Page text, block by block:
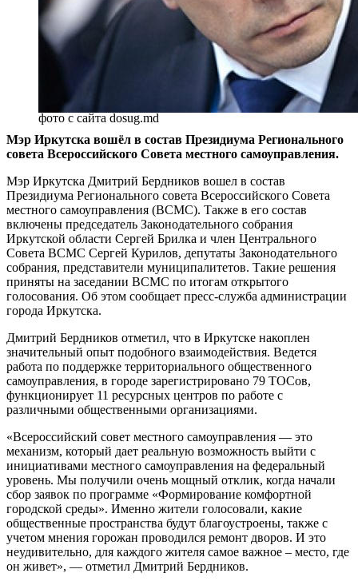
фото с сайта dosug.md
Мэр Иркутска вошёл в состав Президиума Регионального
совета Всероссийского Совета местного самоуправления.
Мэр Иркутска Дмитрий Бердников вошел в состав
Президиума Регионального совета Всероссийского Совета
местного самоуправления (ВСМС). Также в его состав
включены председатель Законодательного собрания
Иркутской области Сергей Брилка и член Центрального
Совета ВСМС Сергей Курилов, депутаты Законодательного
собрания, представители муниципалитетов. Такие решения
приняты на заседании ВСМС по итогам открытого
голосования. Об этом сообщает пресс-служба администрации
города Иркутска.
Дмитрий Бердников отметил, что в Иркутске накоплен
значительный опыт подобного взаимодействия. Ведется
работа по поддержке территориального общественного
самоуправления, в городе зарегистрировано 79 ТОСов,
функционирует 11 ресурсных центров по работе с
различными общественными организациями.
«Всероссийский совет местного самоуправления — это
механизм, который дает реальную возможность выйти с
инициативами местного самоуправления на федеральный
уровень. Мы получили очень мощный отклик, когда начали
сбор заявок по программе «Формирование комфортной
городской среды». Именно жители голосовали, какие
общественные пространства будут благоустроены, также с
учетом мнения горожан проводился ремонт дворов. И это
неудивительно, для каждого жителя самое важное – место, где
он живет», — отметил Дмитрий Бердников.